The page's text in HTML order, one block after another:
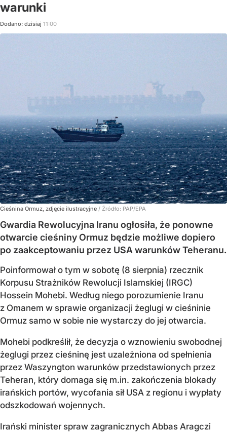
warunki
Dodano: dzisiaj 11:00
Cieśnina Ormuz, zdjęcie ilustracyjne / Źródło: PAP/EPA
Gwardia Rewolucyjna Iranu ogłosiła, że ponowne
otwarcie cieśniny Ormuz będzie możliwe dopiero
po zaakceptowaniu przez USA warunków Teheranu.
Poinformował o tym w sobotę (8 sierpnia) rzecznik
Korpusu Strażników Rewolucji Islamskiej (IRGC)
Hossein Mohebi. Według niego porozumienie Iranu
z Omanem w sprawie organizacji żeglugi w cieśninie
Ormuz samo w sobie nie wystarczy do jej otwarcia.
Mohebi podkreślił, że decyzja o wznowieniu swobodnej
żeglugi przez cieśninę jest uzależniona od spełnienia
przez Waszyngton warunków przedstawionych przez
Teheran, który domaga się m.in. zakończenia blokady
irańskich portów, wycofania sił USA z regionu i wypłaty
odszkodowań wojennych.
Irański minister spraw zagranicznych Abbas Aragczi